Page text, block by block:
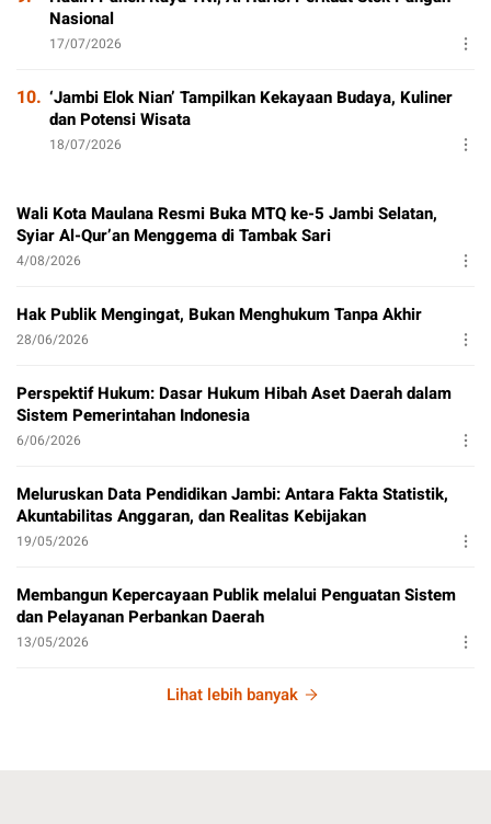
Nasional
17/07/2026
10. ‘Jambi Elok Nian’ Tampilkan Kekayaan Budaya, Kuliner
dan Potensi Wisata
18/07/2026
Wali Kota Maulana Resmi Buka MTQ ke-5 Jambi Selatan,
Syiar Al-Qur’an Menggema di Tambak Sari
4/08/2026
Hak Publik Mengingat, Bukan Menghukum Tanpa Akhir
28/06/2026
Perspektif Hukum: Dasar Hukum Hibah Aset Daerah dalam
Sistem Pemerintahan Indonesia
6/06/2026
Meluruskan Data Pendidikan Jambi: Antara Fakta Statistik,
Akuntabilitas Anggaran, dan Realitas Kebijakan
19/05/2026
Membangun Kepercayaan Publik melalui Penguatan Sistem
dan Pelayanan Perbankan Daerah
13/05/2026
Lihat lebih banyak